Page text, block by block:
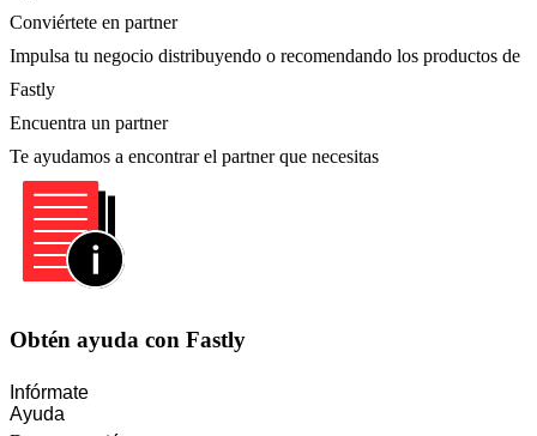
Conviértete en partner
Impulsa tu negocio distribuyendo o recomendando los productos de
Fastly
Encuentra un partner
Te ayudamos a encontrar el partner que necesitas
Obtén ayuda con Fastly
Infórmate
Ayuda